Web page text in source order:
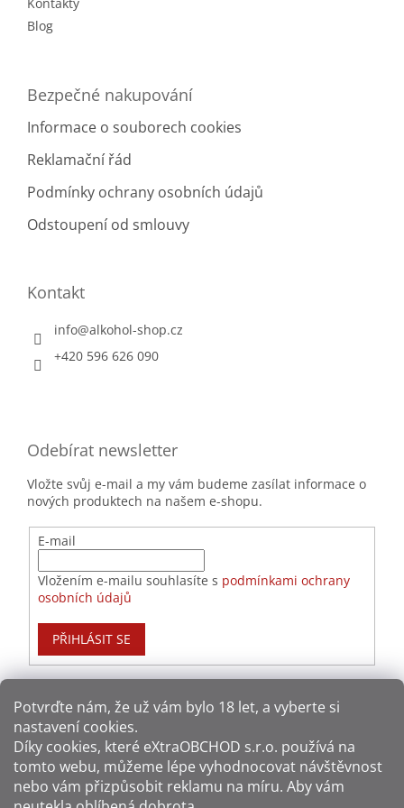
Potvrďte nám​​, že už vám bylo 18 let, a vyberte si
nastavení cookies.
Díky cookies, které eXtraOBCHOD s.r.o. používá na
tomto webu, můžeme lépe vyhodnocovat návštěvnost
nebo vám přizpůsobit reklamu na míru. Aby vám
Blog
Bezpečné nakupování
Informace o souborech cookies
Reklamační řád
Podmínky ochrany osobních údajů
Odstoupení od smlouvy
Kontakt
info@alkohol-shop.cz
+420 596 626 090
Odebírat newsletter
Vložte svůj e-mail a my vám budeme zasílat informace o
nových produktech na našem e-shopu.
E-mail
Vložením e-mailu souhlasíte s podmínkami ochrany
osobních údajů
PŘIHLÁSIT SE
Způsoby dopravy: